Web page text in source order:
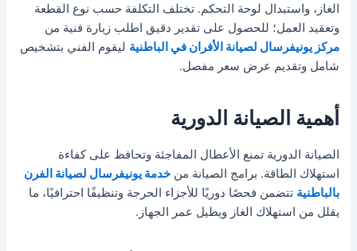
الغاز، واستبدال لوحة التحكم. تختلف التكلفة حسب نوع القطعة
وتعقيد العمل؛ للحصول على تقدير دقيق اطلب زيارة فنية من
مركز يونيفرسال لصيانة الأفران في الباطنية ليقوم الفني بتشخيص
شامل وتقديم عرض سعر مفصل.
أهمية الصيانة الدورية
الصيانة الدورية تمنع الأعطال المفاجئة وتحافظ على كفاءة
استهلاك الطاقة. برامج الصيانة منخدمة يونيفرسال لصيانة الفرن
بالباطنية تتضمن فحصًا دوريًا للأجزاء الحرجة وتنظيفًا احترافيًا، ما
يقلل من استهلاك الغاز ويطيل عمر الجهاز.